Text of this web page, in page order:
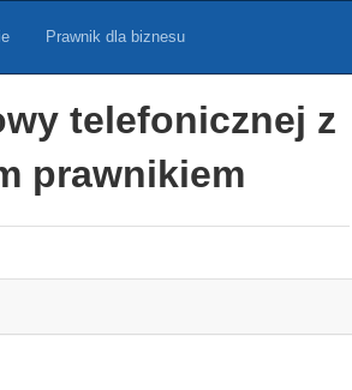
Prawnik dla biznesu
telefonicznej z
prawnikiem